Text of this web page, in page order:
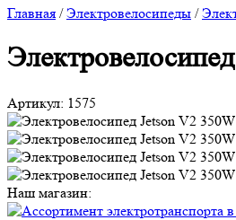
Главная /Электровелосипеды /
Артикул: 1575
Наш магазин: